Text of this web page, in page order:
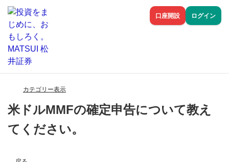
口座開設 ログイン
カテゴリー表示
米ドルMMFの確定申告について教え
てください。